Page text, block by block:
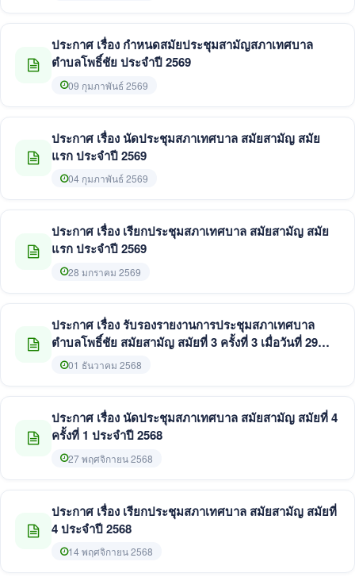
ประกาศ เรื่อง กำหนดสมัยประชุมสามัญสภาเทศบาล
ตำบลโพธิ์ชัย ประจำปี 2569
09 กุมภาพันธ์ 2569
ประกาศ เรื่อง นัดประชุมสภาเทศบาล สมัยสามัญ สมัย
แรก ประจำปี 2569
04 กุมภาพันธ์ 2569
ประกาศ เรื่อง เรียกประชุมสภาเทศบาล สมัยสามัญ สมัย
แรก ประจำปี 2569
28 มกราคม 2569
ประกาศ เรื่อง รับรองรายงานการประชุมสภาเทศบาล
ตำบลโพธิ์ชัย สมัยสามัญ สมัยที่ 3 ครั้งที่ 3 เมื่อวันที่ 29
สิงหาคม 2568
01 ธันวาคม 2568
ประกาศ เรื่อง นัดประชุมสภาเทศบาล สมัยสามัญ สมัยที่ 4
ครั้งที่ 1 ประจำปี 2568
27 พฤศจิกายน 2568
ประกาศ เรื่อง เรียกประชุมสภาเทศบาล สมัยสามัญ สมัยที่
4 ประจำปี 2568
14 พฤศจิกายน 2568